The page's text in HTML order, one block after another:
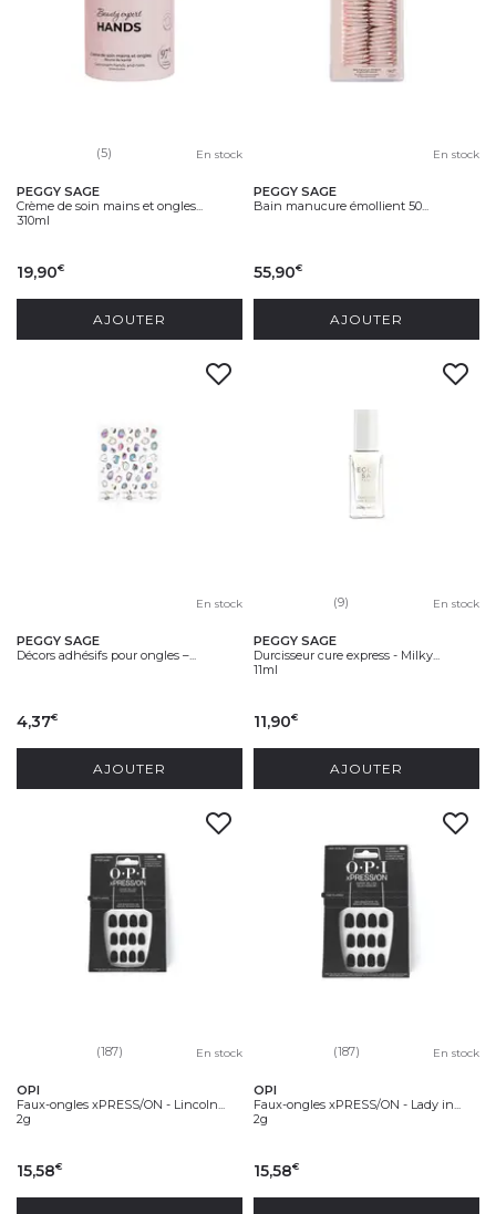
(5) En stock
PEGGY SAGE
Crème de soin mains et ongles...
310ml
19,90€
AJOUTER
En stock
PEGGY SAGE
Bain manucure émollient 50...
55,90€
AJOUTER
En stock
PEGGY SAGE
Décors adhésifs pour ongles –...
4,37€
AJOUTER
(9) En stock
PEGGY SAGE
Durcisseur cure express - Milky...
11ml
11,90€
AJOUTER
(187) En stock
OPI
Faux-ongles xPRESS/ON - Lincoln...
2g
15,58€
(187) En stock
OPI
Faux-ongles xPRESS/ON - Lady in...
2g
15,58€